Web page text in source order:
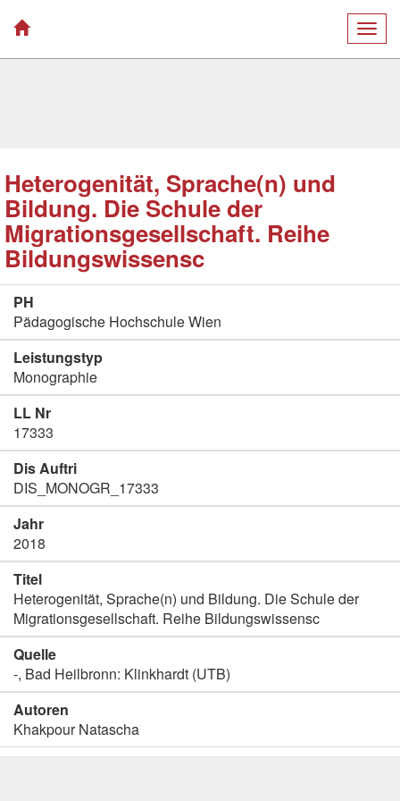
Heterogenität, Sprache(n) und
Bildung. Die Schule der
Migrationsgesellschaft. Reihe
Bildungswissensc
PH
Pädagogische Hochschule Wien
Leistungstyp
Monographie
LL Nr
17333
Dis Auftri
DIS_MONOGR_17333
Jahr
2018
Titel
Heterogenität, Sprache(n) und Bildung. Die Schule der
Migrationsgesellschaft. Reihe Bildungswissensc
Quelle
-, Bad Heilbronn: Klinkhardt (UTB)
Autoren
Khakpour Natascha